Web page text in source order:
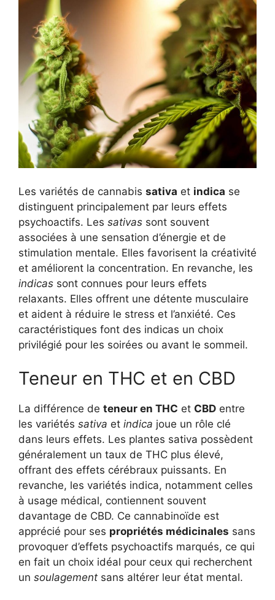
Les variétés de cannabis sativa et indica se
distinguent principalement par leurs effets
psychoactifs. Les sativas sont souvent
associées à une sensation d’énergie et de
stimulation mentale. Elles favorisent la créativité
et améliorent la concentration. En revanche, les
indicas sont connues pour leurs effets
relaxants. Elles offrent une détente musculaire
et aident à réduire le stress et l’anxiété. Ces
caractéristiques font des indicas un choix
privilégié pour les soirées ou avant le sommeil.
Teneur en THC et en CBD
La différence de teneur en THC et CBD entre
les variétés sativa et indica joue un rôle clé
dans leurs effets. Les plantes sativa possèdent
généralement un taux de THC plus élevé,
offrant des effets cérébraux puissants. En
revanche, les variétés indica, notamment celles
à usage médical, contiennent souvent
davantage de CBD. Ce cannabinoïde est
apprécié pour ses propriétés médicinales sans
provoquer d’effets psychoactifs marqués, ce qui
en fait un choix idéal pour ceux qui recherchent
un soulagement sans altérer leur état mental.